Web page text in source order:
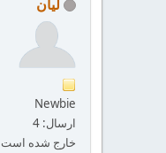
لیان
Newbie
ارسال: 4
خارج شده است